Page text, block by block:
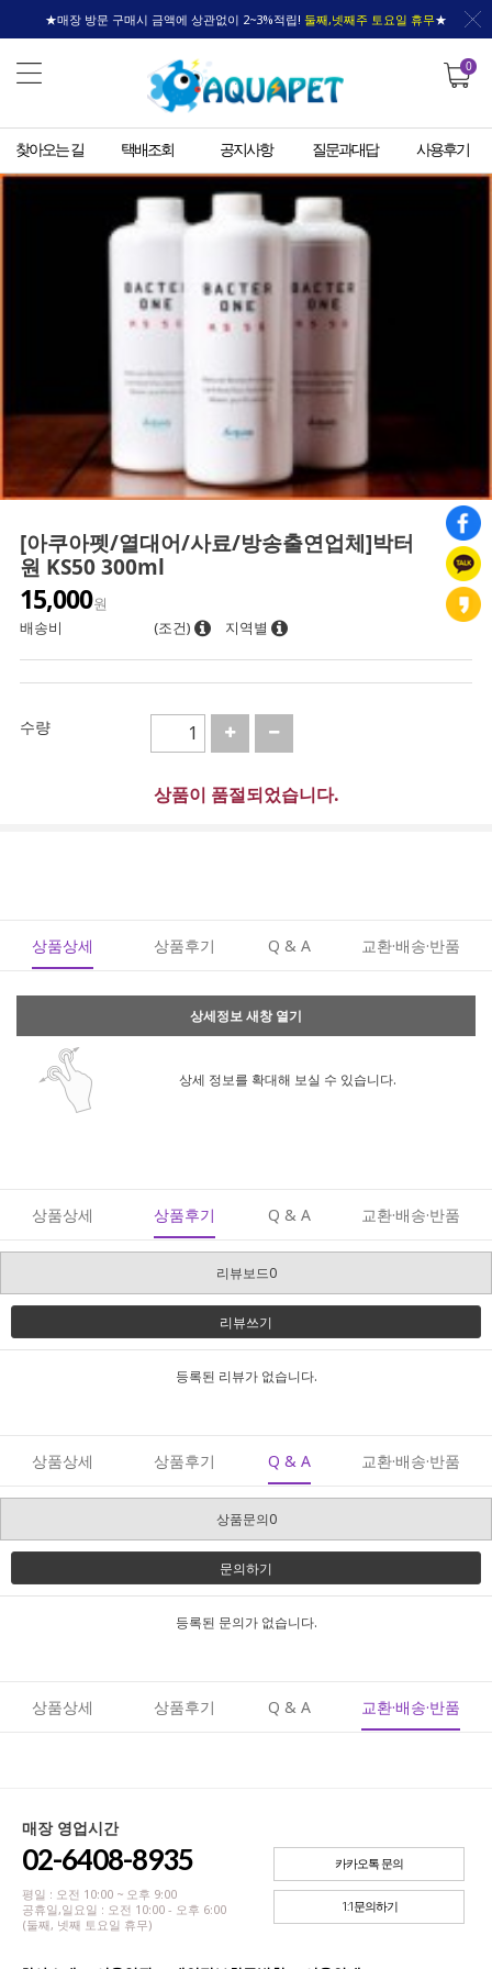
★매장 방문 구매시 금액에 상관없이 2~3%적립! 둘째,넷째주 토요일 휴무★
0
찾아오는 길 택배조회 공지사항 질문과대답 사용후기
[아쿠아펫/열대어/사료/방송출연업체]박터
원 KS50 300ml
15,000원
배송비
(조건) 지역별
수량
상품이 품절되었습니다.
상품상세 상품후기 Q & A 교환·배송·반품
상세정보 새창 열기
상세 정보를 확대해 보실 수 있습니다.
상품상세 상품후기 Q & A 교환·배송·반품
리뷰보드0
리뷰쓰기
등록된 리뷰가 없습니다.
상품상세 상품후기 Q & A 교환·배송·반품
상품문의0
문의하기
등록된 문의가 없습니다.
상품상세 상품후기 Q & A 교환·배송·반품
매장 영업시간
02-6408-8935
평일 : 오전 10:00 ~ 오후 9:00
공휴일,일요일 : 오전 10:00 - 오후 6:00
(둘째, 넷째 토요일 휴무)
카카오톡 문의
1:1문의하기